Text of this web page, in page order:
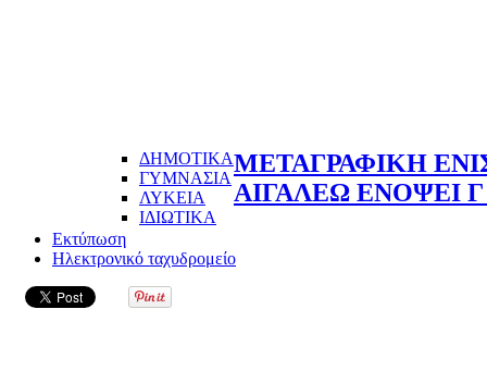
ΔΗΜΟΤΙΚΑ
ΓΥΜΝΑΣΙΑ
ΛΥΚΕΙΑ
ΙΔΙΩΤΙΚΑ
ΜΕΤΑΓΡΑΦΙΚΗ
ΑΙΓΑΛΕΩ ΕΝΟΨΕΙ
Εκτύπωση
Ηλεκτρονικό ταχυδρομείο